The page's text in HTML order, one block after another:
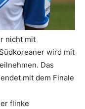
nicht mit
wird mit
Das
mit dem Finale
flinke